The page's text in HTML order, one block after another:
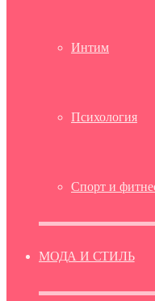
Интим
Психология
Спорт и
МОДА И СТИЛЬ